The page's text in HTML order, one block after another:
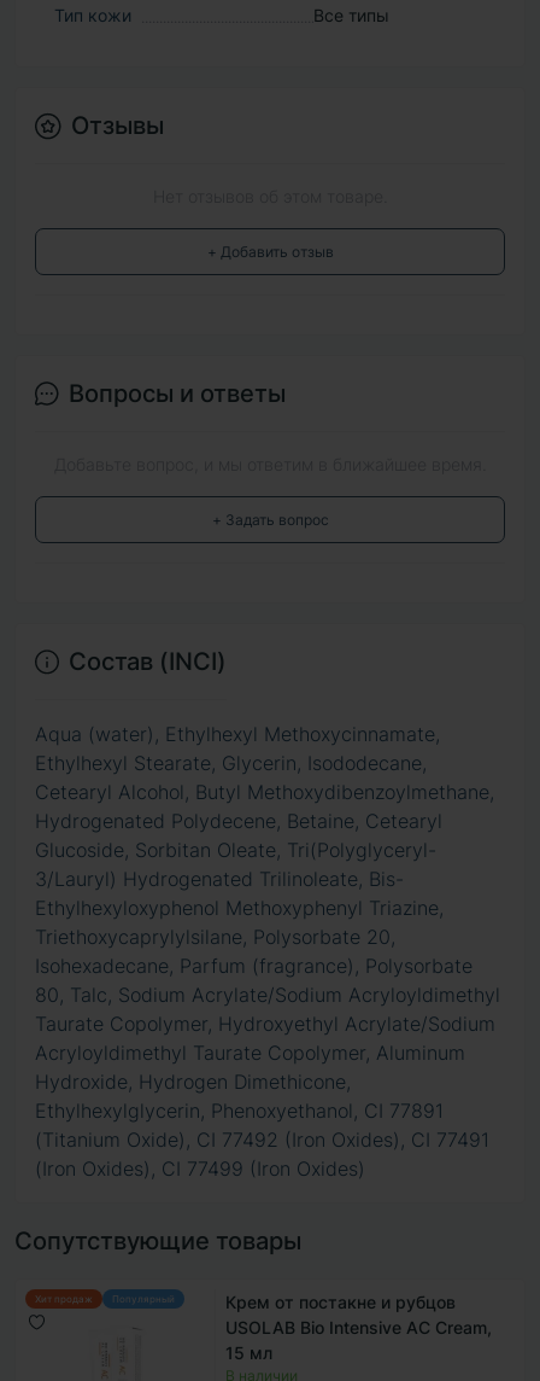
Тип кожи Все типы
Отзывы
+ Добавить отзыв
Вопросы и ответы
+ Задать вопрос
Состав (INCI)
Aqua (water), Ethylhexyl Methoxycinnamate,
Ethylhexyl Stearate, Glycerin, Isododecane,
Cetearyl Alcohol, Butyl Methoxydibenzoylmethane,
Hydrogenated Polydecene, Betaine, Cetearyl
Glucoside, Sorbitan Oleate, Tri(Polyglyceryl-
3/Lauryl) Hydrogenated Trilinoleate, Bis-
Ethylhexyloxyphenol Methoxyphenyl Triazine,
Triethoxycaprylylsilane, Polysorbate 20,
Isohexadecane, Parfum (fragrance), Polysorbate
80, Talc, Sodium Acrylate/Sodium Acryloyldimethyl
Taurate Copolymer, Hydroxyethyl Acrylate/Sodium
Acryloyldimethyl Taurate Copolymer, Aluminum
Hydroxide, Hydrogen Dimethicone,
Ethylhexylglycerin, Phenoxyethanol, CI 77891
(Titanium Oxide), CI 77492 (Iron Oxides), CI 77491
(Iron Oxides), CI 77499 (Iron Oxides)
Сопутствующие товары
Хит продаж Популярный
Крем от постакне и рубцов
USOLAB Bio Intensive AC Cream,
15 мл
В наличии